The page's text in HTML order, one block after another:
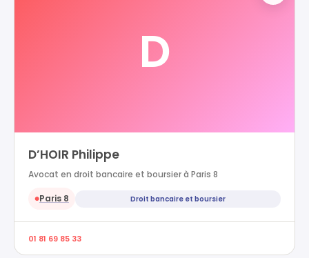
D
D’HOIR Philippe
Avocat en droit bancaire et boursier à Paris 8
●Paris 8 Droit bancaire et boursier
01 81 69 85 33